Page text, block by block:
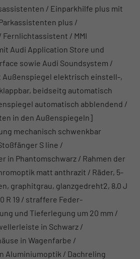
/ Einparkhilfe plus mit
plus /
Fernlichtassistent / MMI
Audi Application Store und
sowie Audi Soundsystem /
Außenspiegel elektrisch einstell-,
beidseitg automatisch
automatisch abblendend /
in den Außenspiegeln]
mechanisch schwenkbar
S line /
in Phantomschwarz / Rahmen der
matt anthrazit / Räder, 5-
graphitgrau, glanzgedreht2, 8,0 J
R 19 / straffere Feder-
und Tieferlegung um 20 mm /
in Schwarz /
in Wagenfarbe /
Aluminiumoptik / Dachreling